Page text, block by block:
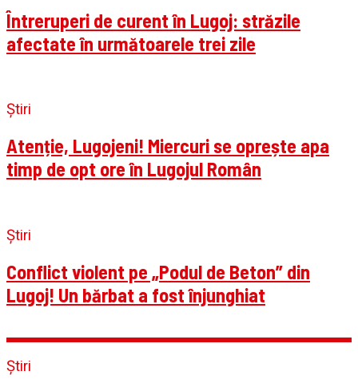
Întreruperi de curent în Lugoj: străzile
afectate în următoarele trei zile
Știri
Atenție, Lugojeni! Miercuri se oprește apa
timp de opt ore în Lugojul Român
Știri
Conflict violent pe „Podul de Beton” din
Lugoj! Un bărbat a fost înjunghiat
Știri